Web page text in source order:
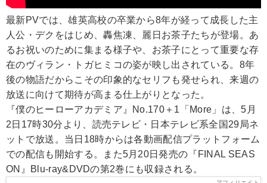
最新PVでは、雄英高校の卒業から8年が経って成長した主
人公・デクをはじめ、轟焦凍、麗日お茶子たちが登場。あ
るお祝いのために集まる様子や、お茶子にとって重要な存
在のヴィラン・トガヒミコの姿が映し出されている。8年
後の物語だからこその印象的なセリフも発せられ、来週の
放送に向けて期待が高まる仕上がりとなった。
『僕のヒーローアカデミア』No.170＋1「More」は、5月
2日17時30分より、読売テレビ・日本テレビ系全国29局ネ
ットで放送。当日18時からは各動画配信プラットフォーム
での配信も開始する。また5月20日発売の『FINAL SEAS
ON』Blu-ray&DVDの第2巻にも収録される。